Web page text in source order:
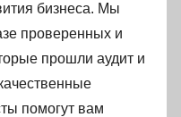
бизнеса. Мы
проверенных и
прошли аудит и
помогут вам